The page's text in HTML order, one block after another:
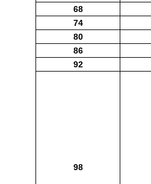
68
74
80
86
92
98